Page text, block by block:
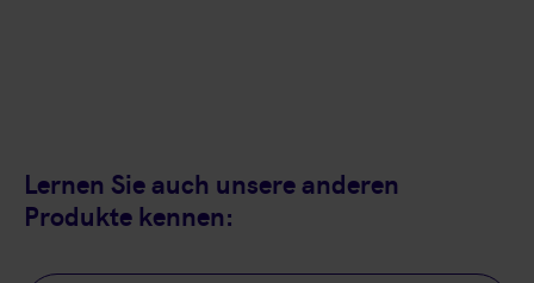
Lernen Sie auch unsere anderen
Produkte kennen: